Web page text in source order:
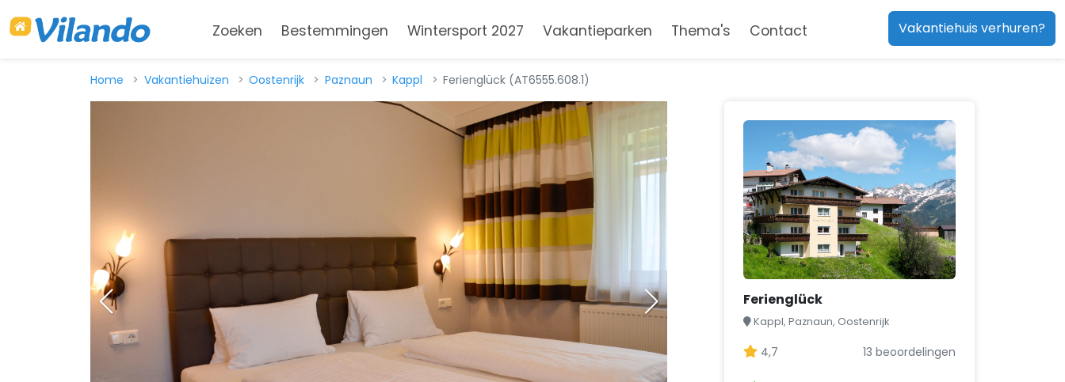
Zoeken Bestemmingen Wintersport 2027 Vakantieparken Thema's Contact Vakantiehuis verhuren?
Home Vakantiehuizen Oostenrijk Paznaun Kappl Ferienglück (AT6555.608.1)
Ferienglück
Kappl, Paznaun, Oostenrijk
4,7 13 beoordelingen